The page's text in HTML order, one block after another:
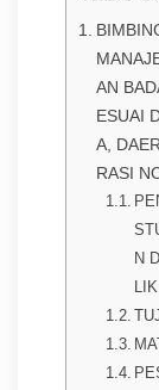
AN
ESUAI
A,
RASI
N